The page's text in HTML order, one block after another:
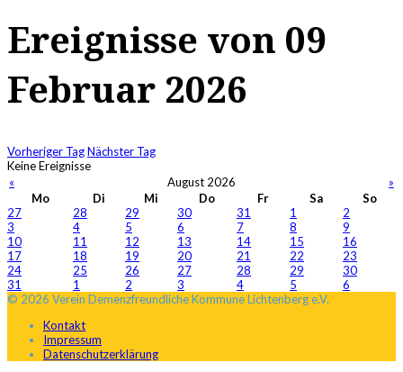
Ereignisse von 09
Februar 2026
Vorheriger TagNächster Tag
Keine Ereignisse
«
August 2026
»
Mo
Di Mi Do Fr Sa
So
27
28 29 30 31 1
2
3
4 5 6 7 8
9
10
11 12 13 14 15
16
17
18 19 20 21 22
23
24
25 26 27 28 29
30
31
1 2 3 4 5
6
© 2026 Verein Demenzfreundliche Kommune Lichtenberg e.V.
Kontakt
Impressum
Datenschutzerklärung